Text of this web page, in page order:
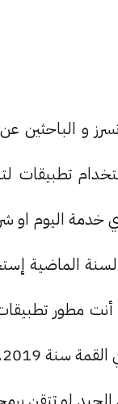
و
تطبيقات
اليوم او
الماضية
مطور تطبيقات
سنة 2019.